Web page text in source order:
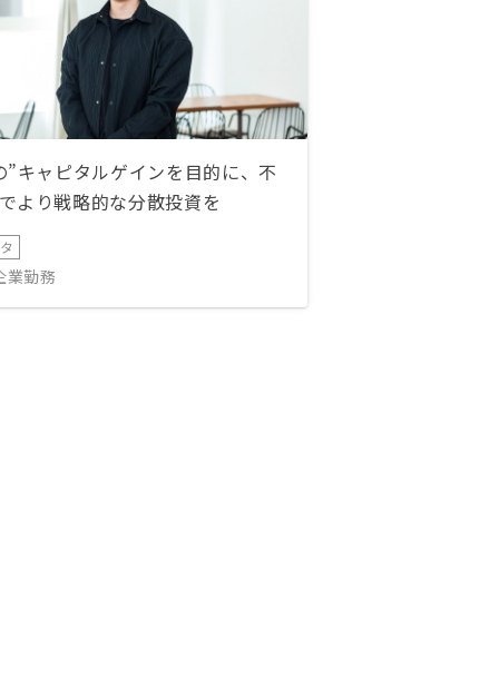
”キャピタルゲインを目的に、不
より戦略的な分散投資を
業勤務